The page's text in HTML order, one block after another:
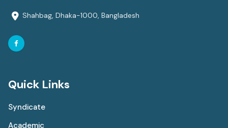
Shahbag, Dhaka-1000, Bangladesh
Quick Links
Syndicate
Academic